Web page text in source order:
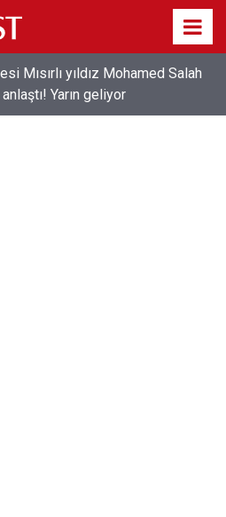
Mısırlı yıldız Mohamed Salah
Yarın geliyor